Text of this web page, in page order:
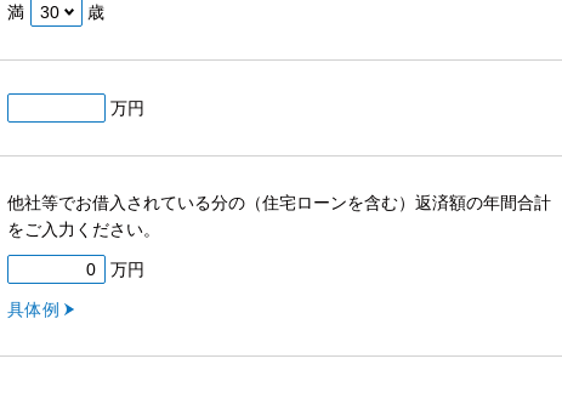
満 歳
万円
他社等でお借入されている分の（住宅ローンを含む）返済額の年間合計
をご入力ください。
万円
具体例